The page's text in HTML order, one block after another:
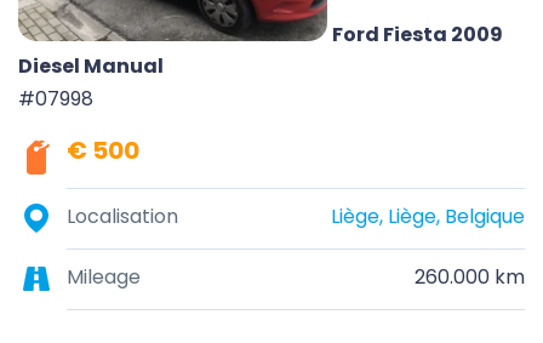
Ford Fiesta 2009
Diesel Manual
#07998
€ 500
Localisation Liège, Liège, Belgique
Mileage 260.000 km